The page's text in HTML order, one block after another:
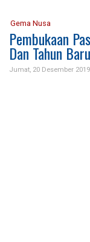
Gema Nusa
Pembukaan
Dan Tahun Baru
Jumat, 20 Desember